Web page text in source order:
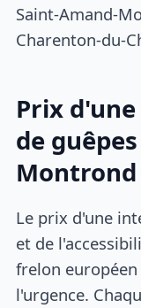
Saint-Amand-
Charenton-du-
Prix
de
Montrond
Le prix d'une
et de
frelon
l'urgence.